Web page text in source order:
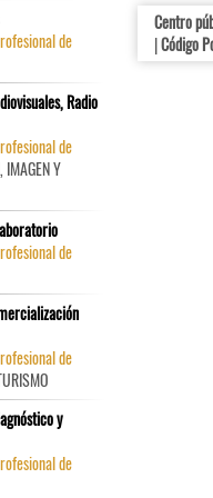
Centro
|Código
de
Radio
de
IMAGEN Y
de
de
y
de